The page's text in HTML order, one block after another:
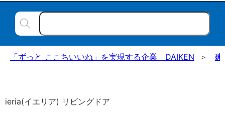
「ずっと ここちいいね」を実現する企業 DAIKEN 建
ieria(イエリア) リビングドア